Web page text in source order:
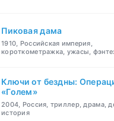
Пиковая дама
1910, Российская империя,
короткометражка, ужасы,
Ключи от бездны:
«Голем»
2004, Россия, триллер, драма,
история